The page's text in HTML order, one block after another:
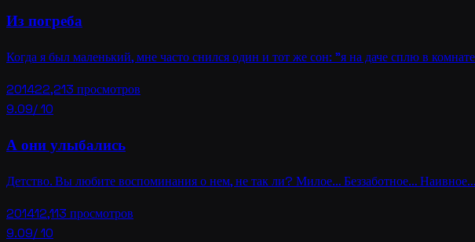
Из погреба
Когда я был маленький, мне часто снился один и тот же сон: "я на даче сплю в
201422,213 просмотров
9.09/ 10
А они улыбались
Детство. Вы любите воспоминания о нем, не так ли? Милое… Беззаботное…
201412,113 просмотров
9.09/ 10